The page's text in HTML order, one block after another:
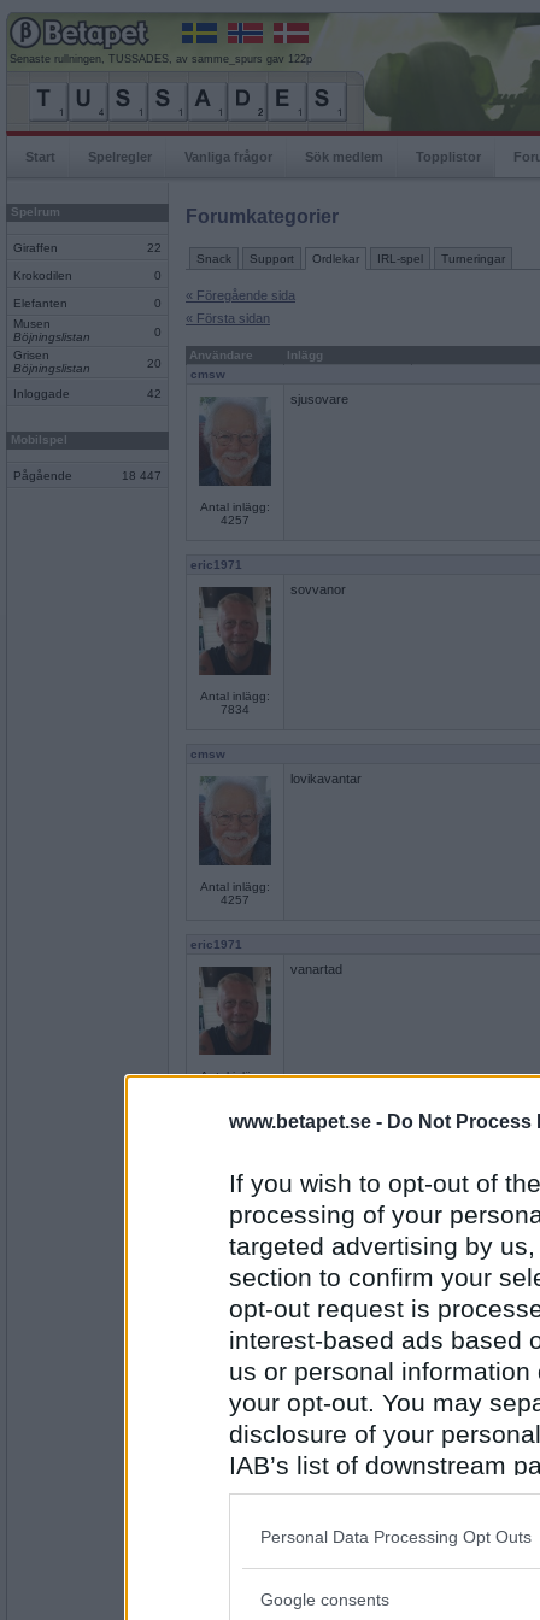
www.betapet.se - Do Not Process
If you wish to opt-out of
processing of your
targeted advertising by
section to confirm your
opt-out request is
interest-based ads based
us or personal
your opt-out. You may
disclosure of your
IAB’s list of downstream
also be disclosed by us
Downstream Participants
Please note that this
Personal Data Processing Opt Outs
Google consents
Senaste rullningen, TUSSADES, av samme_spurs gav 122p
Start Spelregler Vanliga frågor Sök medlem Topplistor
Spelrum
Giraffen 22
Krokodilen 0
Elefanten
0
Musen
Böjningslistan
0
Grisen
Böjningslistan
20
Inloggade 42
Mobilspel
Pågående 18 447
Forumkategorier
Snack Support Ordlekar IRL-spel Turneringar
« Föregående sida
« Första sidan
Användare
Inlägg
cmsw
Antal inlägg:
4257
sjusovare
eric1971
Antal inlägg:
7834
sovvanor
cmsw
Antal inlägg:
4257
lovikavantar
eric1971
Antal inlägg:
vanartad
4257
Antal inlägg:
7834
artrikedom
Amazonas